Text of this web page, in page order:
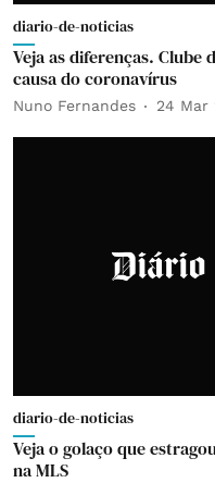
diario-de-noticias
Veja as diferenças. Clube
causa do coronavírus
Nuno Fernandes 24 Mar
diario-de-noticias
Veja o golaço que
na MLS